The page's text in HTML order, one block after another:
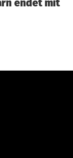
endet mit